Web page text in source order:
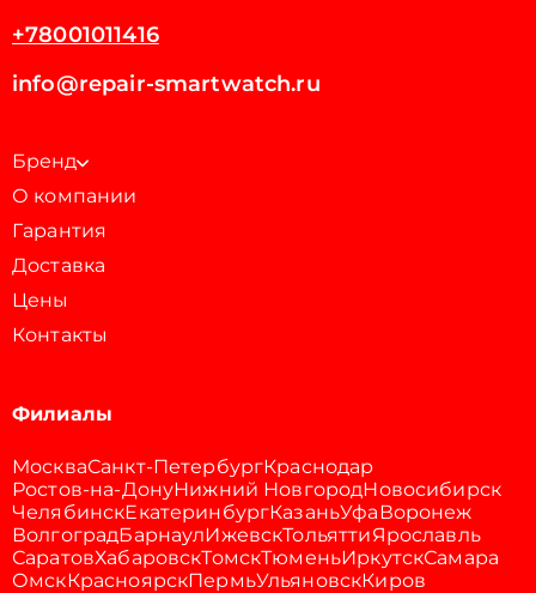
+78001011416
info@repair-smartwatch.ru
Бренд
О компании
Гарантия
Доставка
Цены
Контакты
Филиалы
МоскваСанкт-ПетербургКраснодар
Ростов-на-ДонуНижний НовгородНовосибирск
ЧелябинскЕкатеринбургКазаньУфаВоронеж
ВолгоградБарнаулИжевскТольяттиЯрославль
СаратовХабаровскТомскТюменьИркутскСамара
ОмскКрасноярскПермьУльяновскКиров